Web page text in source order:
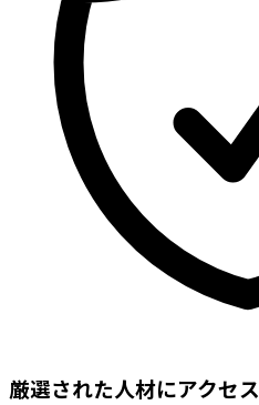
厳選された人材にアクセス